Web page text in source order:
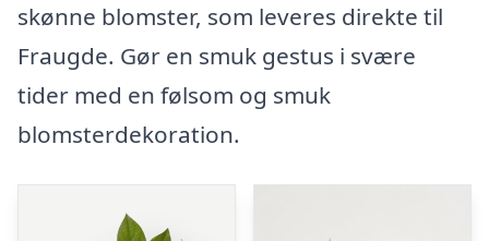
skønne blomster, som leveres direkte til
Fraugde. Gør en smuk gestus i svære
tider med en følsom og smuk
blomsterdekoration.